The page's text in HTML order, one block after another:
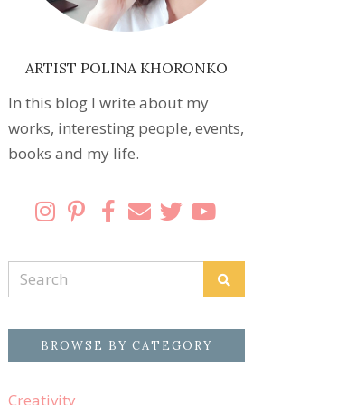
ARTIST POLINA KHORONKO
In this blog I write about my
works, interesting people, events,
books and my life.
Search
for:
BROWSE BY CATEGORY
Creativity